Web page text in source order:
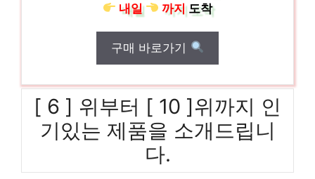
내일
까지도착
구매 바로가기
[ 6 ] 위부터 [ 10 ]위까지 인
기있는 제품을 소개드립니
다.